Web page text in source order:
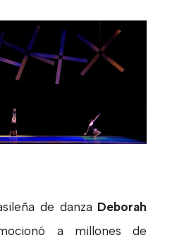
de danza Deborah
a millones de